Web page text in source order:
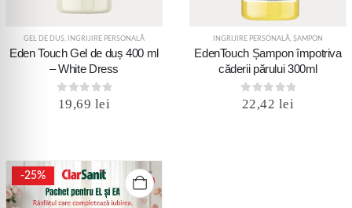
GEL DE DUȘ INGRIJIRE PERSONALĂ
Eden Touch Gel de duș 400 ml
– White Dress
0 out of 5
19,69 lei
INGRIJIRE PERSONALĂ ȘAMPON
EdenTouch Șampon împotriva
căderii părului 300ml
0out of 5
22,42 lei
-25%